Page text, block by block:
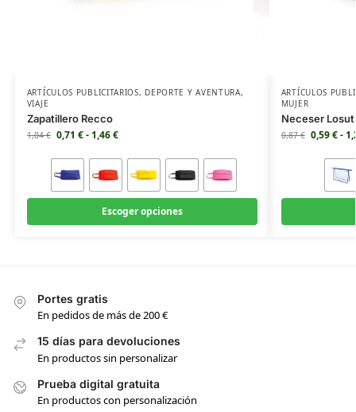
ARTÍCULOS PUBLICITARIOS, DEPORTE Y AVENTURA,
VIAJE
Zapatillero Recco
1,04€ 0,71 €- 1,46€
Escoger opciones
ARTÍCULOS
MUJER
Neceser Losut
0,87€ 0,59€-
Portes gratis
En pedidos de más de 200 €
15 días para devoluciones
En productos sin personalizar
Prueba digital gratuita
En productos con personalización